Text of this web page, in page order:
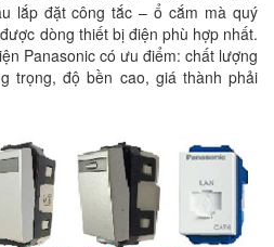
lắp đặt công tắc – ổ cắm mà quý
dòng thiết bị điện phù hợp nhất.
Panasonic có ưu điểm: chất lượng
trọng, độ bền cao, giá thành phải